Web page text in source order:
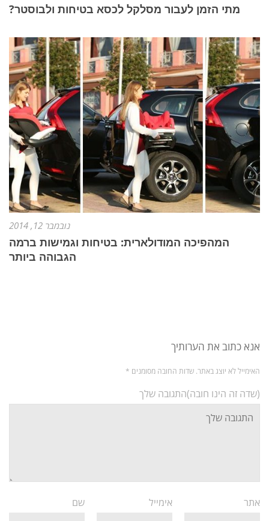
מתי הזמן לעבור מסלקל לכסא בטיחות ולבוסטר?
נובמבר 12, 2014
המהפיכה המודולארית: בטיחות וגמישות ברמה
הגבוהה ביותר
אנא כתוב את הערותיך
האימייל לא יוצג באתר. שדות החובה מסומנים *
(שדה זה הינו חובה)התגובה שלך
שם אימייל אתר